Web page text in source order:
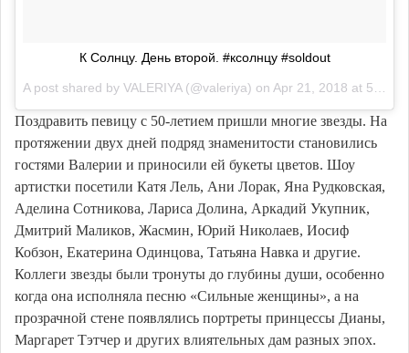
К Солнцу. День второй. #ксолнцу #soldout
A post shared by VALERIYA(@valeriya) on Apr 21, 2018 at 5:08am PDT
Поздравить певицу с 50-летием пришли многие звезды. На
протяжении двух дней подряд знаменитости становились
гостями Валерии и приносили ей букеты цветов. Шоу
артистки посетили Катя Лель, Ани Лорак, Яна Рудковская,
Аделина Сотникова, Лариса Долина, Аркадий Укупник,
Дмитрий Маликов, Жасмин, Юрий Николаев, Иосиф
Кобзон, Екатерина Одинцова, Татьяна Навка и другие.
Коллеги звезды были тронуты до глубины души, особенно
когда она исполняла песню «Сильные женщины», а на
прозрачной стене появлялись портреты принцессы Дианы,
Маргарет Тэтчер и других влиятельных дам разных эпох.